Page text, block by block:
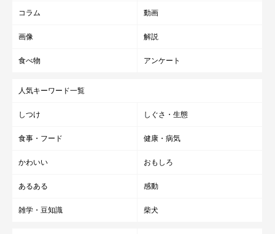
コラム 動画
画像 解説
食べ物 アンケート
人気キーワード一覧
しつけ しぐさ・生態
食事・フード 健康・病気
かわいい おもしろ
あるある 感動
雑学・豆知識 柴犬